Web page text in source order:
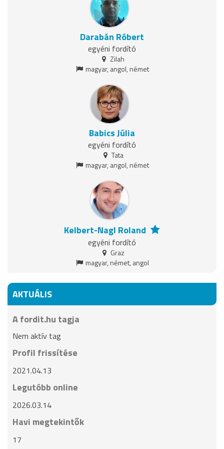
Darabán Róbert
egyéni fordító
Zilah
magyar, angol, német
Babics Júlia
egyéni fordító
Tata
magyar, angol, német
Kelbert-Nagl Roland
egyéni fordító
Graz
magyar, német, angol
AKTUÁLIS
A fordit.hu tagja
Nem aktív tag
Profil frissítése
2021.04.13
Legutóbb online
2026.03.14
Havi megtekintők
17